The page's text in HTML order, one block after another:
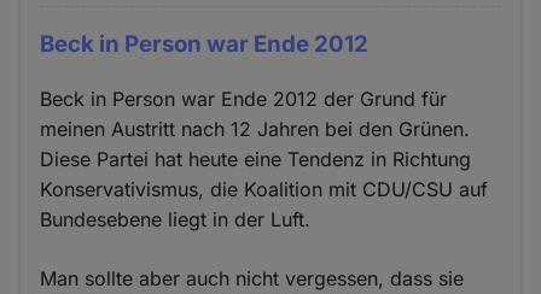
Beck in Person war Ende 2012
Beck in Person war Ende 2012 der Grund für
meinen Austritt nach 12 Jahren bei den Grünen.
Diese Partei hat heute eine Tendenz in Richtung
Konservativismus, die Koalition mit CDU/CSU auf
Bundesebene liegt in der Luft.
Man sollte aber auch nicht vergessen, dass sie